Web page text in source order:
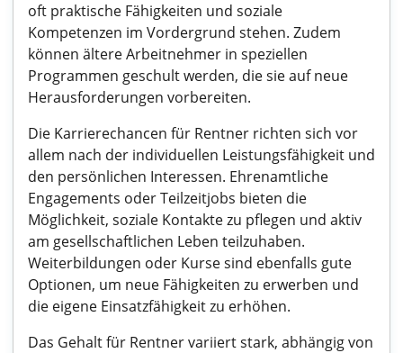
oft praktische Fähigkeiten und soziale
Kompetenzen im Vordergrund stehen. Zudem
können ältere Arbeitnehmer in speziellen
Programmen geschult werden, die sie auf neue
Herausforderungen vorbereiten.
Die Karrierechancen für Rentner richten sich vor
allem nach der individuellen Leistungsfähigkeit und
den persönlichen Interessen. Ehrenamtliche
Engagements oder Teilzeitjobs bieten die
Möglichkeit, soziale Kontakte zu pflegen und aktiv
am gesellschaftlichen Leben teilzuhaben.
Weiterbildungen oder Kurse sind ebenfalls gute
Optionen, um neue Fähigkeiten zu erwerben und
die eigene Einsatzfähigkeit zu erhöhen.
Das Gehalt für Rentner variiert stark, abhängig von